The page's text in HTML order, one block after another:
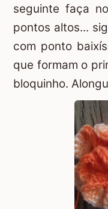
seguinte faça
pontos altos...
com ponto
que formam o
bloquinho.